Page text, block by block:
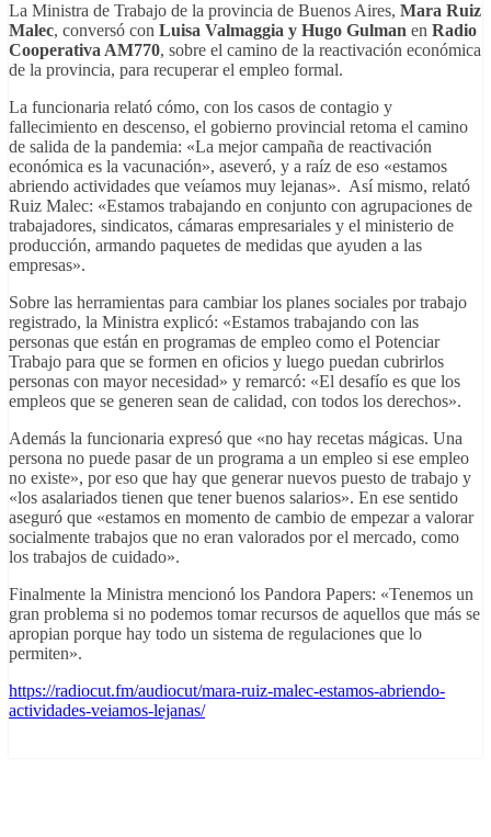
La Ministra de Trabajo de la provincia de Buenos Aires, Mara Ruiz
Malec, conversó con Luisa Valmaggia y Hugo Gulman en Radio
Cooperativa AM770, sobre el camino de la reactivación económica
de la provincia, para recuperar el empleo formal.
La funcionaria relató cómo, con los casos de contagio y
fallecimiento en descenso, el gobierno provincial retoma el camino
de salida de la pandemia: «La mejor campaña de reactivación
económica es la vacunación», aseveró, y a raíz de eso «estamos
abriendo actividades que veíamos muy lejanas». Así mismo, relató
Ruiz Malec: «Estamos trabajando en conjunto con agrupaciones de
trabajadores, sindicatos, cámaras empresariales y el ministerio de
producción, armando paquetes de medidas que ayuden a las
empresas».
Sobre las herramientas para cambiar los planes sociales por trabajo
registrado, la Ministra explicó: «Estamos trabajando con las
personas que están en programas de empleo como el Potenciar
Trabajo para que se formen en oficios y luego puedan cubrirlos
personas con mayor necesidad» y remarcó: «El desafío es que los
empleos que se generen sean de calidad, con todos los derechos».
Además la funcionaria expresó que «no hay recetas mágicas. Una
persona no puede pasar de un programa a un empleo si ese empleo
no existe», por eso que hay que generar nuevos puesto de trabajo y
«los asalariados tienen que tener buenos salarios». En ese sentido
aseguró que «estamos en momento de cambio de empezar a valorar
socialmente trabajos que no eran valorados por el mercado, como
los trabajos de cuidado».
Finalmente la Ministra mencionó los Pandora Papers: «Tenemos un
gran problema si no podemos tomar recursos de aquellos que más se
apropian porque hay todo un sistema de regulaciones que lo
permiten».
https://radiocut.fm/audiocut/mara-ruiz-malec-estamos-abriendo-
actividades-veiamos-lejanas/